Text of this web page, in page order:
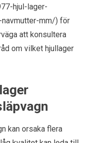
hjul-lager-
mm/) för
att konsultera
om vilket hjullager
kan orsaka flera